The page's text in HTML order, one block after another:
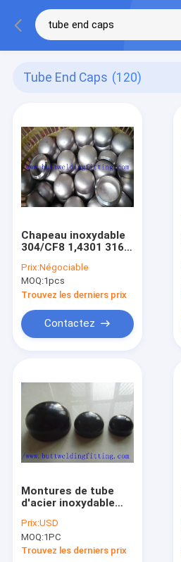
Tube End Caps (120)
Chapeau inoxydable
304/CF8 1,4301 316L
d'acier de montures
de tube
Prix:Négociable
MOQ:1pcs
Trouvez les derniers prix
Contactez
Montures de tube
d'acier inoxydable
NO6625 1 - 48
pouces Xs Xxs
Prix:USD
MOQ:1PC
Trouvez les derniers prix